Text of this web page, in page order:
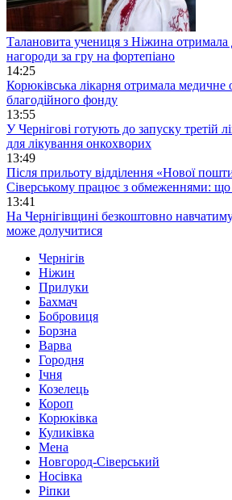
Талановита учениця з Ніжина отримала
нагороди за гру на фортепіано
14:25
Корюківська лікарня отримала медичне
благодійного фонду
13:55
У Чернігові готують до запуску третій
для лікування онкохворих
13:49
Після прильоту відділення «Нової
Сіверському працює з обмеженнями: що
13:41
На Чернігівщині безкоштовно
може долучитися
Чернігів
Ніжин
Прилуки
Бахмач
Бобровиця
Борзна
Варва
Городня
Ічня
Козелець
Короп
Корюківка
Куликівка
Мена
Новгород-Сіверський
Носівка
Ріпки